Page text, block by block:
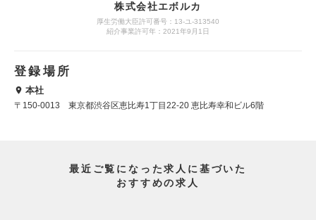
株式会社エボルカ
厚生労働大臣許可番号：13‐ユ‐313540
紹介事業許可年：2021年9月1日
登録場所
本社
〒150-0013 東京都渋谷区恵比寿1丁目22-20 恵比寿幸和ビル6階
最近ご覧になった求人に基づいた
おすすめの求人